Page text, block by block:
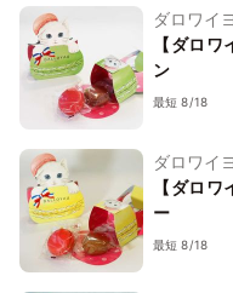
ダロワイヨ
【ダロ
ン
最短 8/18
ダロワイヨ
【ダロ
ー
最短 8/18